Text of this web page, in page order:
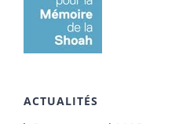
ACTUALITÉS